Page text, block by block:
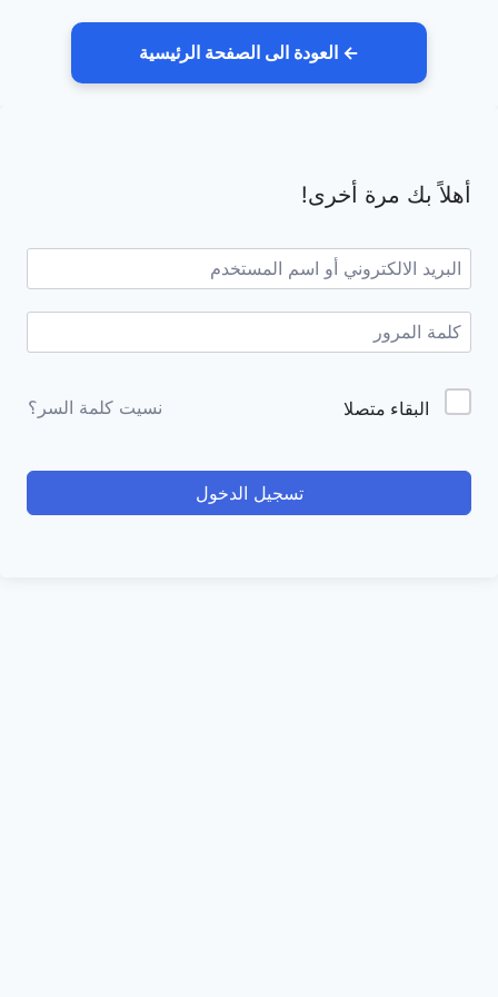
← العودة الى الصفحة الرئيسية
المحتوى
أهلاً بك مرة أخرى!
Alternative:
البقاء متصلا نسيت كلمة السر؟
تسجيل الدخول